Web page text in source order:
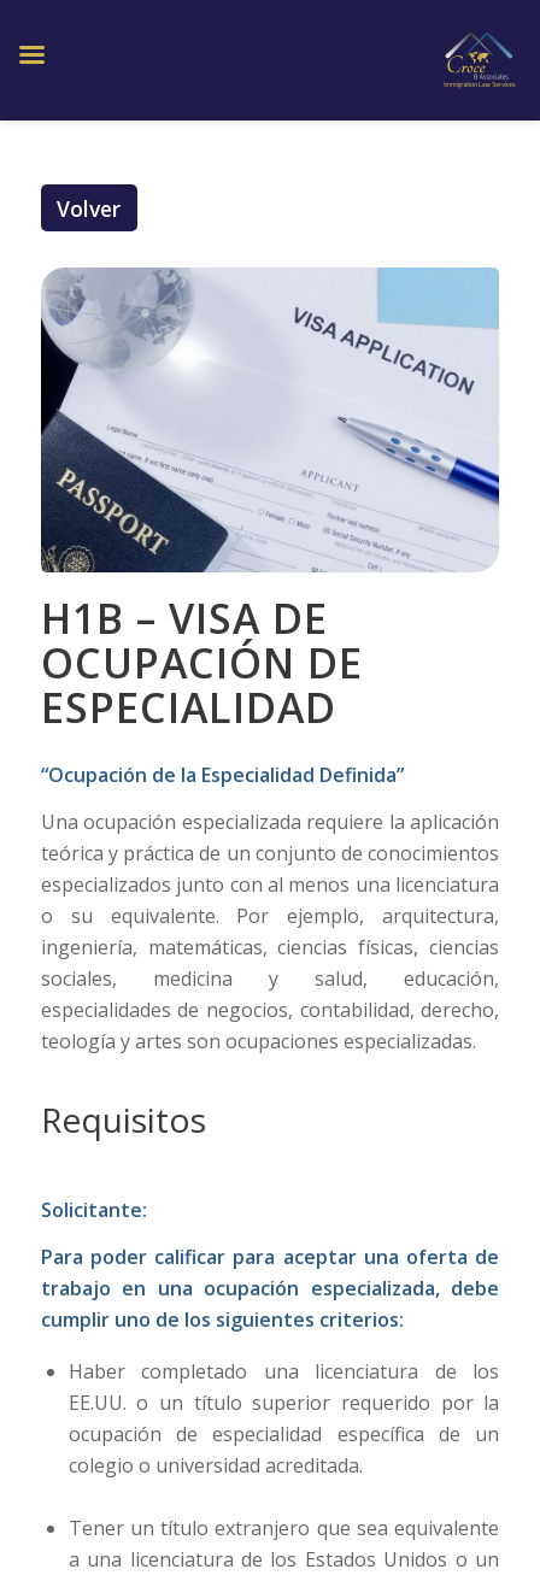
Volver
H1B – VISA DE
OCUPACIÓN DE
ESPECIALIDAD
“Ocupación de la Especialidad Definida”
Una ocupación especializada requiere la aplicación
teórica y práctica de un conjunto de conocimientos
especializados junto con al menos una licenciatura
o su equivalente. Por ejemplo, arquitectura,
ingeniería, matemáticas, ciencias físicas, ciencias
sociales, medicina y salud, educación,
especialidades de negocios, contabilidad, derecho,
teología y artes son ocupaciones especializadas.
Requisitos
Solicitante:
Para poder calificar para aceptar una oferta de
trabajo en una ocupación especializada, debe
cumplir uno de los siguientes criterios:
Haber completado una licenciatura de los
EE.UU. o un título superior requerido por la
ocupación de especialidad específica de un
colegio o universidad acreditada.
Tener un título extranjero que sea equivalente
a una licenciatura de los Estados Unidos o un